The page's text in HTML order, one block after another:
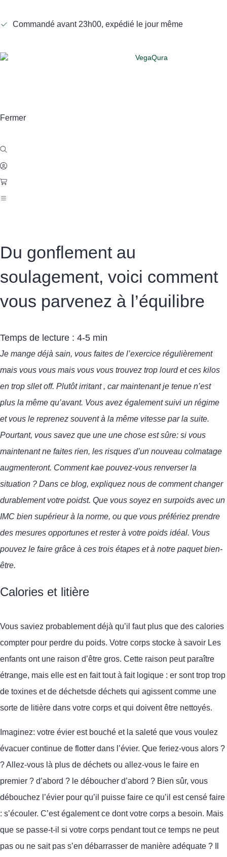
Commandé avant 23h00, expédié le jour même
Fermer
Du gonflement au
soulagement, voici comment
vous parvenez à l’équilibre
Temps de lecture : 4-5 min
Je mange déjà sain, vous faites de l’exercice régulièrement
mais vous vous mais vous vous trouvez trop lourd etces kilos
en trop slletoff. Plutôt irritant , car maintenantje tenue n’est
plus la même qu’avant. Vous avez également suivi un régime
et vous le reprenez souvent à la même vitesse par la suite.
Pourtant, vous savez que une une chose est sûre: si vous
maintenantne faites rien, les risques d’un nouveau colmatage
augmenteront. Comment kae pouvez-vous renverser la
situation ? Dans ce blog, expliquez nous de comment changer
durablement votre poidst. Que vous soyez en surpoids avec un
IMC bien supérieur à la norme, ou que vous préfériez prendre
des mesures opportunes et rester à votre poids idéal. Vous
pouvez le faire grâce à ces trois étapes et à notre paquet bien-
être.
Calories et litière
Vous saviez probablement déjà qu’il faut plus que des calories
compter pour perdre du poids. Votre corps stocke à savoir Les
enfants ont une raison d’être gros. Cette raison peut paraître
étrange, mais elle est en fait tout à fait logique : er sont trop trop
de toxines et de déchetsde déchets qui agissent comme une
sorte de litière dans votre corps et qui doivent être nettoyés.
Imaginez: votre évier est bouché et la saleté que vous voulez
évacuer continue de flotter dans l’évier. Que feriez-vous alors ?
? Allez-vous là plus de déchets ou allez-vous le faire en
premier ? d’abord ? le déboucher d’abord ? Bien sûr, vous
débouchez l’évier pour qu’il puisse faire ce qu’il est censé faire
: s’écouler. C’est également ce dont votre corps a besoin. Mais
que se passe-t-il si votre corps pendant tout ce temps ne peut
pas ou ne sait pas s’en débarrasser de manière adéquate ? Il